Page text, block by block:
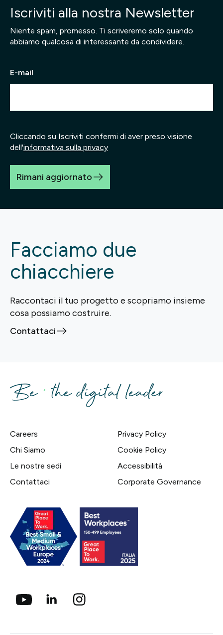
Iscriviti alla nostra Newsletter
Niente spam, promesso. Ti scriveremo solo quando
abbiamo qualcosa di interessante da condividere.
E-mail
Cliccando su Iscriviti confermi di aver preso visione
dell'informativa sulla privacy
Rimani aggiornato
Facciamo due
chiacchiere
Raccontaci il tuo progetto e scopriamo insieme
cosa possiamo costruire.
Contattaci
Careers
Chi Siamo
Le nostre sedi
Contattaci
Privacy Policy
Cookie Policy
Accessibilità
Corporate Governance